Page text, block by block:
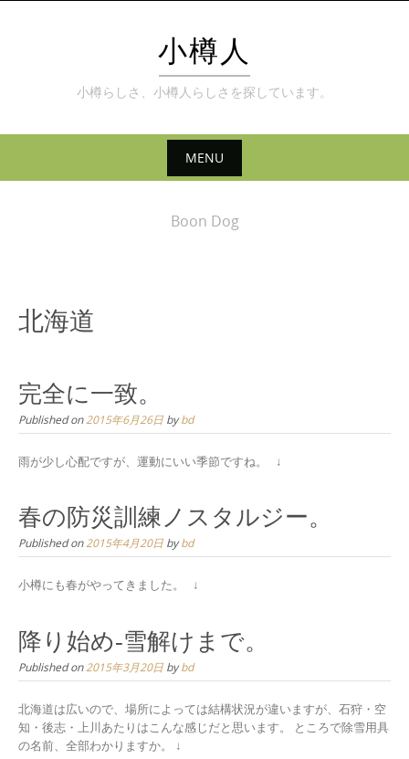
小樽人
小樽らしさ、小樽人らしさを探しています。
MENU
Boon Dog
北海道
完全に一致。
Published on2015年6月26日 bybd
雨が少し心配ですが、運動にいい季節ですね。 ↓
春の防災訓練ノスタルジー。
Published on2015年4月20日 bybd
小樽にも春がやってきました。 ↓
降り始め-雪解けまで。
Published on2015年3月20日 bybd
北海道は広いので、場所によっては結構状況が違いますが、石狩・空
知・後志・上川あたりはこんな感じだと思います。 ところで除雪用具
の名前、全部わかりますか。 ↓